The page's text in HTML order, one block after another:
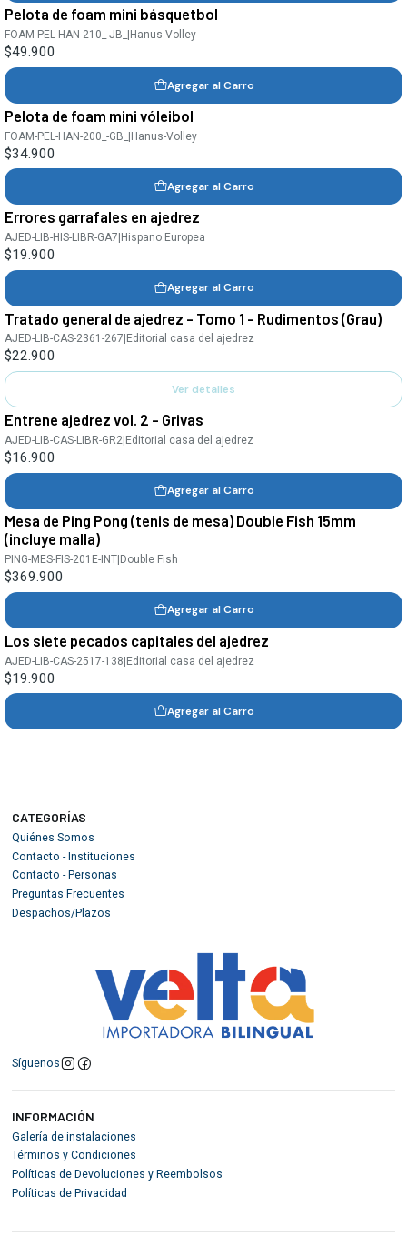
Pelota de foam mini básquetbol
FOAM-PEL-HAN-210_-JB_ Hanus-Volley
$49.900
Agregar al Carro
Pelota de foam mini vóleibol
FOAM-PEL-HAN-200_-GB_ |Hanus-Volley
$34.900
Agregar al Carro
Errores garrafales en ajedrez
AJED-LIB-HIS-LIBR-GA7 Hispano Europea
$19.900
Agregar al Carro
Agotado
Tratado general de ajedrez - Tomo 1 - Rudimentos (Grau)
AJED-LIB-CAS-2361-267 Editorial casa del ajedrez
$22.900
Ver detalles
Entrene ajedrez vol. 2 - Grivas
AJED-LIB-CAS-LIBR-GR2|Editorial casa del ajedrez
$16.900
Agregar al Carro
Mesa de Ping Pong (tenis de mesa) Double Fish 15mm
(incluye malla)
PING-MES-FIS-201E-INT Double Fish
$369.900
Agregar al Carro
Los siete pecados capitales del ajedrez
AJED-LIB-CAS-2517-138|Editorial casa del ajedrez
$19.900
Agregar al Carro
CATEGORÍAS
Quiénes Somos
Contacto - Instituciones
Contacto - Personas
Preguntas Frecuentes
Despachos/Plazos
Síguenos
INFORMACIÓN
Galería de instalaciones
Términos y Condiciones
Políticas de Devoluciones y Reembolsos
Políticas de Privacidad